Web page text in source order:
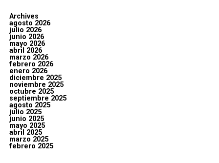
Archives
agosto 2026
julio 2026
junio 2026
mayo 2026
abril 2026
marzo 2026
febrero 2026
enero 2026
diciembre 2025
noviembre 2025
octubre 2025
septiembre 2025
agosto 2025
julio 2025
junio 2025
mayo 2025
abril 2025
marzo 2025
febrero 2025